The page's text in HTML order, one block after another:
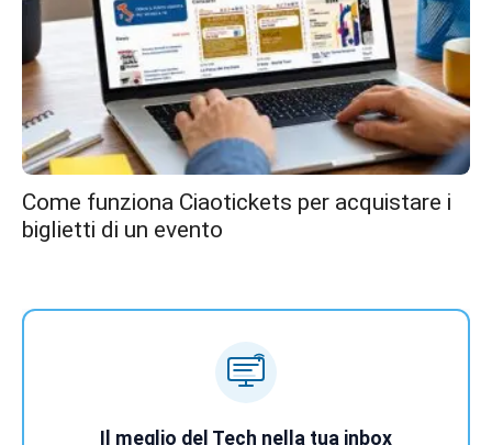
Come funziona Ciaotickets per acquistare i
biglietti di un evento
Il meglio del Tech nella tua inbox